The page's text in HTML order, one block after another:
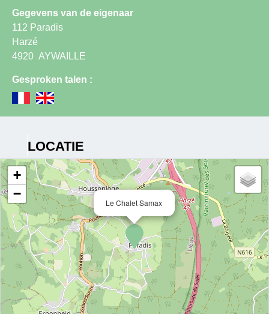
Gegevens van de eigenaar
112 Paradis
Harzé
4920 AYWAILLE
Gesproken talen :
LOCATIE
Le Chalet Samax
+
−